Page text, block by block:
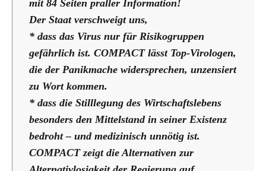
mit 84 Seiten praller Information!
Der Staat verschweigt uns,
* dass das Virus nur für Risikogruppen
gefährlich ist. COMPACT lässt Top-Virologen,
die der Panikmache widersprechen, unzensiert
zu Wort kommen.
* dass die Stilllegung des Wirtschaftslebens
besonders den Mittelstand in seiner Existenz
bedroht – und medizinisch unnötig ist.
COMPACT zeigt die Alternativen zur